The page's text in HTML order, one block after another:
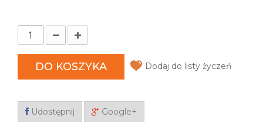
DO KOSZYKA Dodaj do listy życzeń
Udostępnij Google+